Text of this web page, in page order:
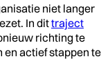
niet langer
In dittraject
richting te
en actief stappen te